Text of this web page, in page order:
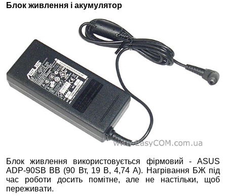
Блок живлення і акумулятор
Блок живлення використовується фірмовий - ASUS
ADP-90SB BB (90 Вт, 19 В, 4,74 А). Нагрівання БЖ під
час роботи досить помітне, але не настільки, щоб
переживати.